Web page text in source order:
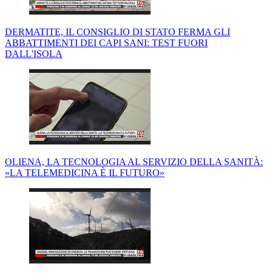
DERMATITE, IL CONSIGLIO DI STATO FERMA GLI
ABBATTIMENTI DEI CAPI SANI: TEST FUORI
DALL'ISOLA
OLIENA, LA TECNOLOGIA AL SERVIZIO DELLA SANITÀ:
«LA TELEMEDICINA È IL FUTURO»